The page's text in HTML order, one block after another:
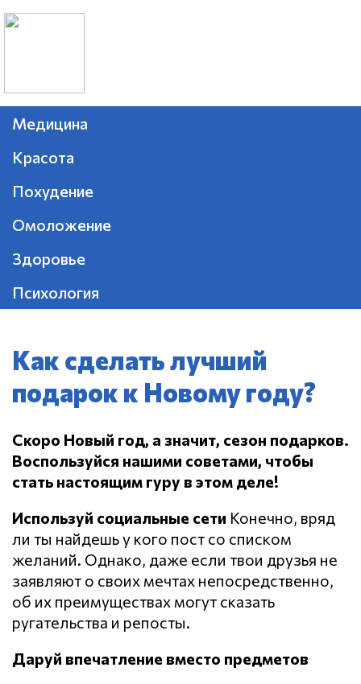
Медицина
Красота
Похудение
Омоложение
Здоровье
Психология
Как сделать лучший
подарок к Новому году?
Скоро Новый год, а значит, сезон подарков.
Воспользуйся нашими советами, чтобы
стать настоящим гуру в этом деле!
Используй социальные сети Конечно, вряд
ли ты найдешь у кого пост со списком
желаний. Однако, даже если твои друзья не
заявляют о своих мечтах непосредственно,
об их преимуществах могут сказать
ругательства и репосты.
Даруй впечатление вместо предметов